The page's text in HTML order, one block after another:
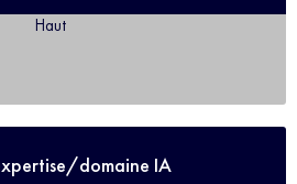
Haut
domaine IA